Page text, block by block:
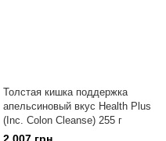
Толстая кишка поддержка
апельсиновый вкус Health Plus
(Inc. Colon Cleanse) 255 г